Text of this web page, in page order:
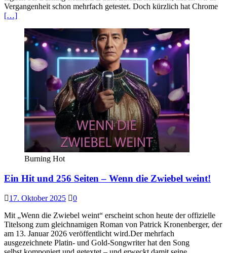
Vergangenheit schon mehrfach getestet. Doch kürzlich hat Chrome
[…]
Burning Hot
Ein Hit und 256 Seiten – Wenn die Zwiebel weint!
17. Oktober 2025
0
Mit „Wenn die Zwiebel weint“ erscheint schon heute der offizielle
Titelsong zum gleichnamigen Roman von Patrick Kronenberger, der
am 13. Januar 2026 veröffentlicht wird.Der mehrfach
ausgezeichnete Platin- und Gold-Songwriter hat den Song